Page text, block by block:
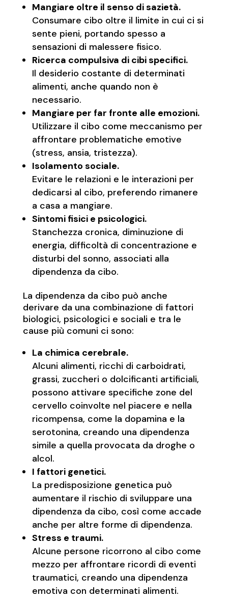
Mangiare oltre il senso di sazietà.
Consumare cibo oltre il limite in cui ci si
sente pieni, portando spesso a
sensazioni di malessere fisico.
Ricerca compulsiva di cibi specifici.
Il desiderio costante di determinati
alimenti, anche quando non è
necessario.
Mangiare per far fronte alle emozioni.
Utilizzare il cibo come meccanismo per
affrontare problematiche emotive
(stress, ansia, tristezza).
Isolamento sociale.
Evitare le relazioni e le interazioni per
dedicarsi al cibo, preferendo rimanere
a casa a mangiare.
Sintomi fisici e psicologici.
Stanchezza cronica, diminuzione di
energia, difficoltà di concentrazione e
disturbi del sonno, associati alla
dipendenza da cibo.
La dipendenza da cibo può anche
derivare da una combinazione di fattori
biologici, psicologici e sociali e tra le
cause più comuni ci sono:
La chimica cerebrale.
Alcuni alimenti, ricchi di carboidrati,
grassi, zuccheri o dolcificanti artificiali,
possono attivare specifiche zone del
cervello coinvolte nel piacere e nella
ricompensa, come la dopamina e la
serotonina, creando una dipendenza
simile a quella provocata da droghe o
alcol.
I fattori genetici.
La predisposizione genetica può
aumentare il rischio di sviluppare una
dipendenza da cibo, così come accade
anche per altre forme di dipendenza.
Stress e traumi.
Alcune persone ricorrono al cibo come
mezzo per affrontare ricordi di eventi
traumatici, creando una dipendenza
emotiva con determinati alimenti.